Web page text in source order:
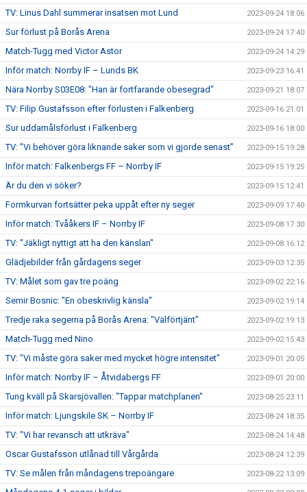
TV: Linus Dahl summerar insatsen mot Lund 2023-09-24 18:06
Sur förlust på Borås Arena 2023-09-24 17:40
Match-Tugg med Victor Astor 2023-09-24 14:29
Inför match: Norrby IF – Lunds BK 2023-09-23 16:41
Nära Norrby S03E08: "Han är fortfarande obesegrad" 2023-09-21 18:07
TV: Filip Gustafsson efter förlusten i Falkenberg 2023-09-16 21:01
Sur uddamålsförlust i Falkenberg 2023-09-16 18:00
TV: ”Vi behöver göra liknande saker som vi gjorde senast” 2023-09-15 19:28
Inför match: Falkenbergs FF – Norrby IF 2023-09-15 19:25
Är du den vi söker? 2023-09-15 12:41
Formkurvan fortsätter peka uppåt efter ny seger 2023-09-09 17:40
Inför match: Tvååkers IF – Norrby IF 2023-09-08 17:30
TV: "Jäkligt nyttigt att ha den känslan" 2023-09-08 16:12
Glädjebilder från gårdagens seger 2023-09-03 12:35
TV: Målet som gav tre poäng 2023-09-02 22:16
Semir Bosnic: "En obeskrivlig känsla" 2023-09-02 19:14
Tredje raka segerna på Borås Arena: "Välförtjänt" 2023-09-02 19:13
Match-Tugg med Nino 2023-09-02 15:43
TV: "Vi måste göra saker med mycket högre intensitet" 2023-09-01 20:05
Inför match: Norrby IF – Åtvidabergs FF 2023-09-01 20:00
Tung kväll på Skarsjövallen: "Tappar matchplanen" 2023-08-25 23:11
Inför match: Ljungskile SK – Norrby IF 2023-08-24 18:35
TV: "Vi har revansch att utkräva" 2023-08-24 14:48
Oscar Gustafsson utlånad till Vårgårda 2023-08-24 12:39
TV: Se målen från måndagens trepoängare 2023-08-22 13:09